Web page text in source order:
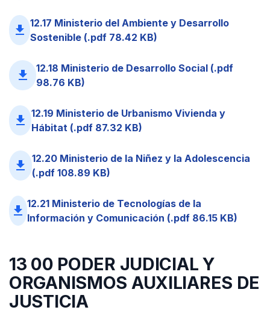
file_download 12.17 Ministerio del Ambiente y Desarrollo
Sostenible (.pdf 78.42 KB)
file_download
12.18 Ministerio de Desarrollo Social (.pdf
98.76 KB)
file_download 12.19 Ministerio de Urbanismo Vivienda y
Hábitat (.pdf 87.32 KB)
file_download
12.20 Ministerio de la Niñez y la Adolescencia
(.pdf 108.89 KB)
file_download 12.21 Ministerio de Tecnologías de la
Información y Comunicación (.pdf 86.15 KB)
13 00 PODER JUDICIAL Y
ORGANISMOS AUXILIARES DE
JUSTICIA